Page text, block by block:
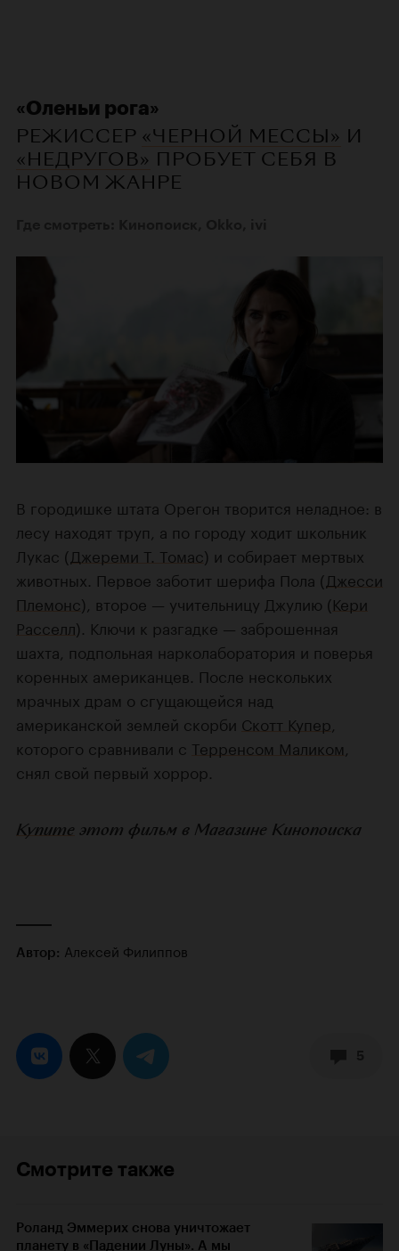
«Оленьи рога»
РЕЖИССЕР «ЧЕРНОЙ МЕССЫ» И
«НЕДРУГОВ» ПРОБУЕТ СЕБЯ В
НОВОМ ЖАНРЕ
В городишке штата Орегон творится неладное: в
лесу находят труп, а по городу ходит школьник
Лукас (Джереми Т. Томас) и собирает мертвых
животных. Первое заботит шерифа Пола (Джесси
Племонс), второе — учительницу Джулию (Кери
Расселл). Ключи к разгадке — заброшенная
шахта, подпольная нарколаборатория и поверья
коренных американцев. После нескольких
мрачных драм о сгущающейся над
американской землей скорби Скотт Купер
которого сравнивали с Терренсом Маликом
снял свой первый хоррор.
Купите этот фильм в Магазине Кинопоиска
Автор: Алексей Филиппов
Смотрите также
Роланд Эммерих снова уничтожает
планету в «Падении Луны». А мы